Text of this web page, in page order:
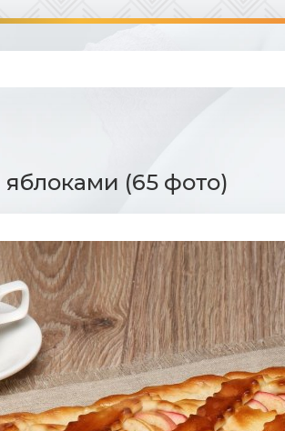
(65 фото)